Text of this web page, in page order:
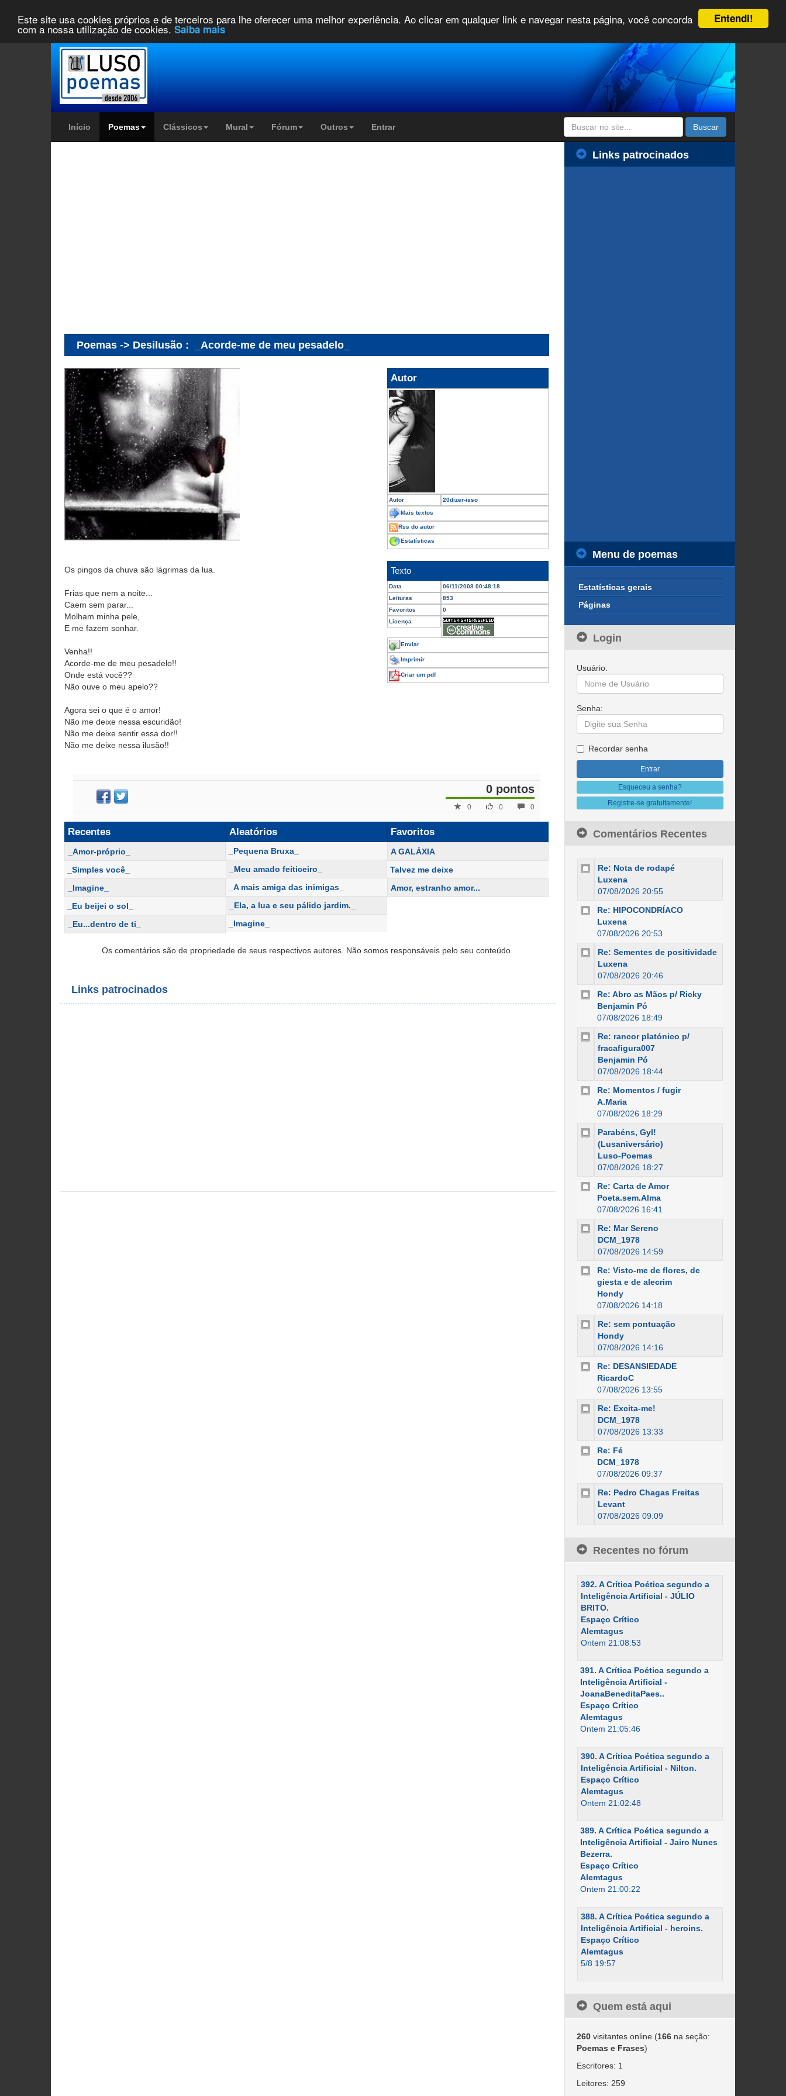
Entendi!
Este site usa cookies próprios e de terceiros para lhe oferecer uma melhor experiência. Ao clicar em qualquer link e navegar nesta página, você concorda
com a nossa utilização de cookies. Saiba mais
Início Poemas Clássicos Mural Fórum Outros Entrar Buscar
Poemas -> Desilusão : _Acorde-me de meu pesadelo_
Os pingos da chuva são lágrimas da lua.
Frias que nem a noite...
Caem sem parar...
Molham minha pele,
E me fazem sonhar.
Venha!!
Acorde-me de meu pesadelo!!
Onde está você??
Não ouve o meu apelo??
Agora sei o que é o amor!
Não me deixe nessa escuridão!
Não me deixe sentir essa dor!!
Não me deixe nessa ilusão!!
Autor
Autor 20dizer-isso
Mais textos
Rss do autor
Estatísticas
Texto
Data
06/11/2008 00:48:18
Leituras
853
Favoritos
0
Licença
Enviar
Imprimir
Criar um pdf
0 pontos
0
0
0
Recentes
_Amor-próprio_
_Simples você_
_Imagine_
_Eu beijei o sol_
_Eu...dentro de ti_
Aleatórios
_Pequena Bruxa_
_Meu amado feiticeiro_
_A mais amiga das inimigas_
_Ela, a lua e seu pálido jardim._
_Imagine_
Favoritos
A GALÁXIA
Talvez me deixe
Amor, estranho amor...
Os comentários são de propriedade de seus respectivos autores. Não somos responsáveis pelo seu conteúdo.
Links patrocinados
Links patrocinados
Menu de poemas
Estatísticas gerais
Páginas
Login
Usuário:
Senha:
Recordar senha
Esqueceu a senha?
Registre-se gratuitamente!
Comentários Recentes
Re: Nota de rodapé
Luxena
07/08/2026 20:55
Re: HIPOCONDRÍACO
Luxena
07/08/2026 20:53
Re: Sementes de positividade
Luxena
07/08/2026 20:46
Re: Abro as Mãos p/ Ricky
Benjamin Pó
07/08/2026 18:49
Re: rancor platónico p/
fracafigura007
Benjamin Pó
07/08/2026 18:44
Re: Momentos / fugir
A.Maria
07/08/2026 18:29
Parabéns, Gyl!
(Lusaniversário)
Luso-Poemas
07/08/2026 18:27
Re: Carta de Amor
Poeta.sem.Alma
07/08/2026 16:41
Re: Mar Sereno
DCM_1978
07/08/2026 14:59
Re: Visto-me de flores, de
giesta e de alecrim
Hondy
07/08/2026 14:18
Re: sem pontuação
Hondy
07/08/2026 14:16
Re: DESANSIEDADE
RicardoC
07/08/2026 13:55
Re: Excita-me!
DCM_1978
07/08/2026 13:33
Re: Fé
DCM_1978
07/08/2026 09:37
Re: Pedro Chagas Freitas
Levant
07/08/2026 09:09
Recentes no fórum
392. A Crítica Poética segundo a
Inteligência Artificial - JÚLIO
BRITO.
Espaço Crítico
Alemtagus
Ontem 21:08:53
391. A Crítica Poética segundo a
Inteligência Artificial -
JoanaBeneditaPaes..
Espaço Crítico
Alemtagus
Ontem 21:05:46
390. A Crítica Poética segundo a
Inteligência Artificial - Nilton.
Espaço Crítico
Alemtagus
Ontem 21:02:48
389. A Crítica Poética segundo a
Inteligência Artificial - Jairo Nunes
Bezerra.
Espaço Crítico
Alemtagus
Ontem 21:00:22
388. A Crítica Poética segundo a
Inteligência Artificial - heroins.
Espaço Crítico
Alemtagus
5/8 19:57
Quem está aqui
260visitantes online (166na seção:
Poemas e Frases)
Escritores: 1
Leitores: 259